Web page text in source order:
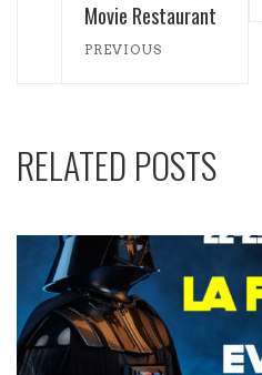
Movie Restaurant
PREVIOUS
RELATED POSTS